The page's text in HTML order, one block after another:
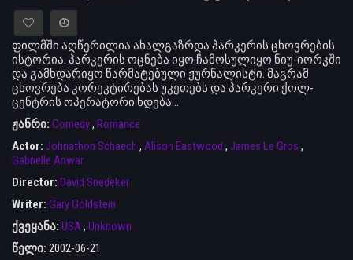
ფილმში აღწერილია ახალგაზრდა პარკერის ცხოვრების
ისტორია. პარკერის ოცნება იყო ჩამოსულიყო ნიუ-იორკში
და გამხდარიყო წარმატებული ჟურნალისტი. მაგრამ
ცხოვრება კორეკტირებას უკეთებს და პარკერი ქოლ-
ცენტრის ოპერატორი ხდება…
ჟანრი: Comedy, Romance
Actor: Johnathon Schaech , Alison Eastwood , James Le Gros ,
Gabrielle Anwar
Director: David Snedeker
Writer: Gary Goldstein
ქვეყანა: USA, Unknown
წელი: 2002-06-21